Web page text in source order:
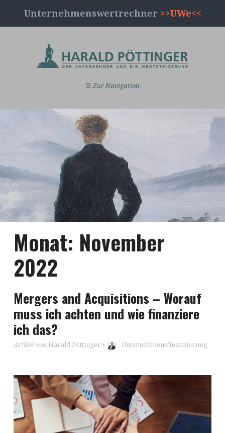
Unternehmenswertrechner >>UWe<<
☰ Zur Navigation
Monat: November
2022
Mergers and Acquisitions – Worauf
muss ich achten und wie finanziere
ich das?
Artikel von Harald Pöttinger • Unternehmensfinanzierung